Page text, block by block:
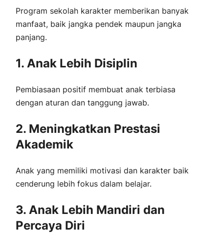
Program sekolah karakter memberikan banyak
manfaat, baik jangka pendek maupun jangka
panjang.
1. Anak Lebih Disiplin
Pembiasaan positif membuat anak terbiasa
dengan aturan dan tanggung jawab.
2. Meningkatkan Prestasi
Akademik
Anak yang memiliki motivasi dan karakter baik
cenderung lebih fokus dalam belajar.
3. Anak Lebih Mandiri dan
Percaya Diri